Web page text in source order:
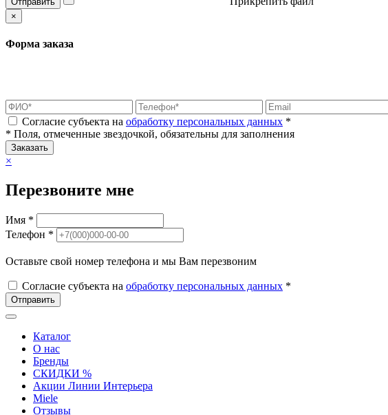
×
Форма заказа
Согласие субъекта на обработку персональных данных *
* Поля, отмеченные звездочкой, обязательны для заполнения
Заказать
×
Перезвоните мне
Имя *
Телефон *
Оставьте свой номер телефона и мы Вам перезвоним
Согласие субъекта на обработку персональных данных *
Отправить
Каталог
О нас
Бренды
СКИДКИ %
Акции Линии Интерьера
Miele
Отзывы